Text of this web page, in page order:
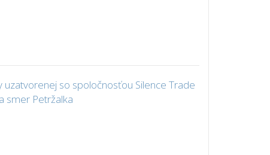
so spoločnosťou Silence Trade
smer Petržalka